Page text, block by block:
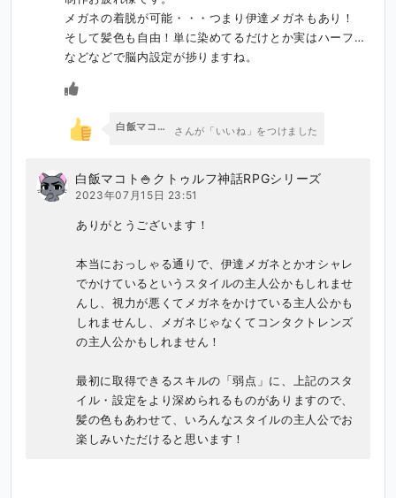
メガネの着脱が可能・・・つまり伊達メガネもあり！
そして髪色も自由！単に染めてるだけとか実はハーフ…
などなどで脳内設定が捗りますね。
白飯マコト🍚クトゥルフ神話RPGシリーズ さんが「いいね」をつけました
白飯マコト🍚クトゥルフ神話RPGシリーズ
2023年07月15日 23:51
ありがとうございます！
本当におっしゃる通りで、伊達メガネとかオシャレ
でかけているというスタイルの主人公かもしれませ
んし、視力が悪くてメガネをかけている主人公かも
しれませんし、メガネじゃなくてコンタクトレンズ
の主人公かもしれません！
最初に取得できるスキルの「弱点」に、上記のスタ
イル・設定をより深められるものがありますので、
髪の色もあわせて、いろんなスタイルの主人公でお
楽しみいただけると思います！